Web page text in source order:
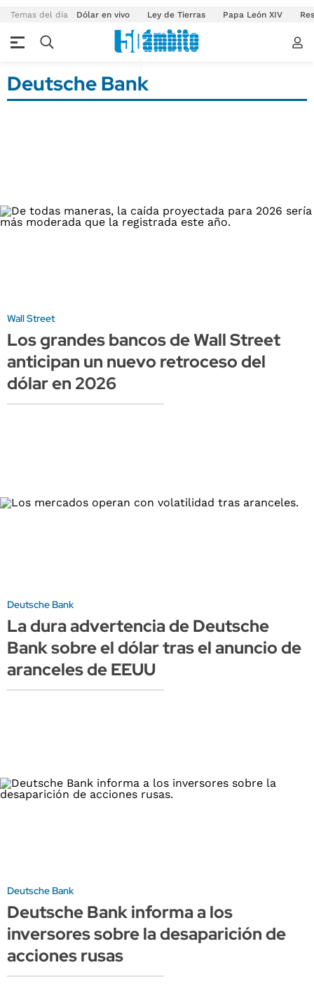
Temas del día Dólar en vivo Ley de Tierras Papa León XIV
Deutsche Bank
Wall Street
Los grandes bancos de Wall Street
anticipan un nuevo retroceso del
dólar en 2026
Deutsche Bank
La dura advertencia de Deutsche
Bank sobre el dólar tras el anuncio de
aranceles de EEUU
Deutsche Bank
Deutsche Bank informa a los
inversores sobre la desaparición de
acciones rusas